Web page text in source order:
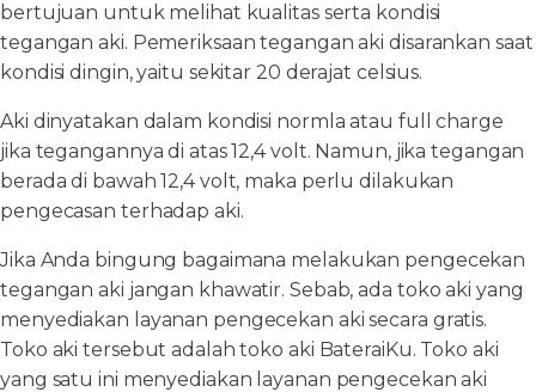
bertujuan untuk melihat kualitas serta kondisi
tegangan aki. Pemeriksaan tegangan aki disarankan saat
kondisi dingin, yaitu sekitar 20 derajat celsius.
Aki dinyatakan dalam kondisi normla atau full charge
jika tegangannya di atas 12,4 volt. Namun, jika tegangan
berada di bawah 12,4 volt, maka perlu dilakukan
pengecasan terhadap aki.
Jika Anda bingung bagaimana melakukan pengecekan
tegangan aki jangan khawatir. Sebab, ada toko aki yang
menyediakan layanan pengecekan aki secara gratis.
Toko aki tersebut adalah toko aki BateraiKu. Toko aki
yang satu ini menyediakan layanan pengecekan aki